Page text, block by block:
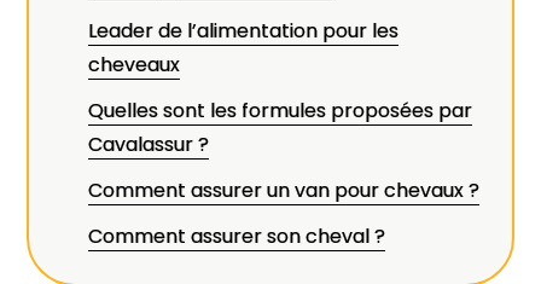
Leader de l’alimentation pour les
cheveaux
Quelles sont les formules proposées par
Cavalassur ?
Comment assurer un van pour chevaux ?
Comment assurer son cheval ?